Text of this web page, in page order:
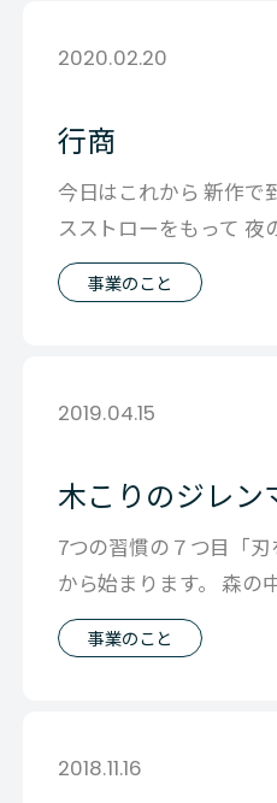
2020.02.20
行商
今日はこれから 新作で
スストローをもって 夜
ゲットイットではCLOU
事業のこと
2019.04.15
木こりのジレン
7つの習慣の７つ目「
から始まります。 森の
倒そうとしている人に
事業のこと
2018.11.16